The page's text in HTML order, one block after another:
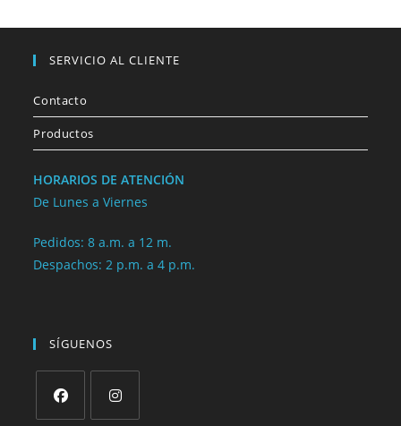
SERVICIO AL CLIENTE
Contacto
Productos
HORARIOS DE ATENCIÓN
De Lunes a Viernes
Pedidos: 8 a.m. a 12 m.
Despachos: 2 p.m. a 4 p.m.
SÍGUENOS